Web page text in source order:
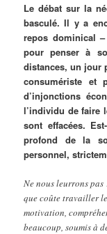
Le débat sur la
basculé. Il y a
repos dominical
pour penser à
distances, un jour
consumériste et
d’injonctions
l’individu de faire
sont effacées.
profond de la
personnel,
Ne nous leurrons
que coûte travailler
motivation,
beaucoup, soumis à